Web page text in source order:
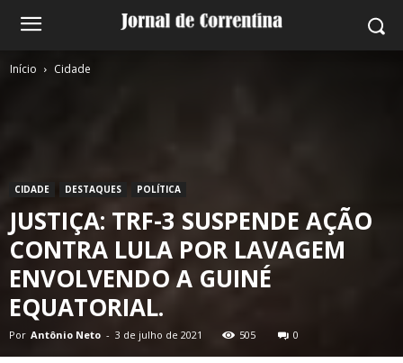
Início Cidade
CIDADE DESTAQUES POLÍTICA
JUSTIÇA: TRF-3 SUSPENDE AÇÃO
CONTRA LULA POR LAVAGEM
ENVOLVENDO A GUINÉ
EQUATORIAL.
Por Antônio Neto - 3 de julho de 2021 505 0